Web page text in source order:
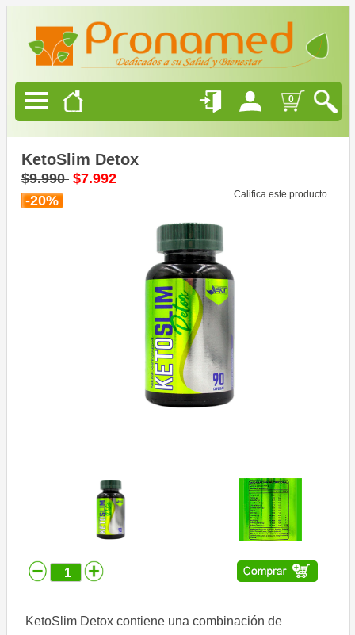
0
Productos
Naturales
Alimentación
Saludable
Natural
Aviso
KetoSlim Detox
$9.990 $7.992
-20%
Califica este producto
KetoSlim Detox contiene una combinación de